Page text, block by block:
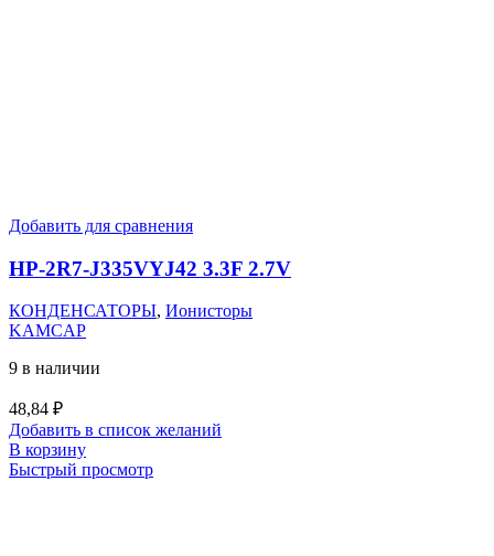
Добавить для сравнения
HP-2R7-J335VYJ42 3.3F 2.7V
КОНДЕНСАТОРЫ, Ионисторы
KAMCAP
9 в наличии
48,84 ₽
Добавить в список желаний
В корзину
Быстрый просмотр